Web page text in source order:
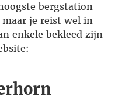
bergstation
je reist wel in
enkele bekleed zijn